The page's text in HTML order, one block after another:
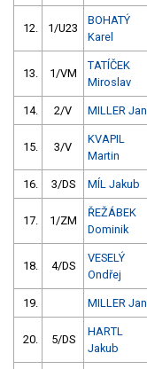
12. 1/U23
BOHATÝ
Karel
13. 1/VM
TATÍČEK
Miroslav
14. 2/V MILLER Jan
15. 3/V
KVAPIL
Martin
16. 3/DS MÍL Jakub
17. 1/ZM
ŘEŽÁBEK
Dominik
18. 4/DS
VESELÝ
Ondřej
19. MILLER Jan
20. 5/DS
HARTL
Jakub